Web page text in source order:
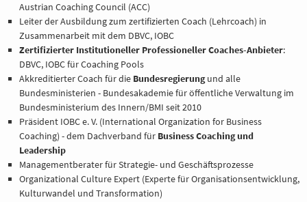
Austrian Coaching Council (ACC)
Leiter der Ausbildung zum zertifizierten Coach (Lehrcoach) in
Zusammenarbeit mit dem DBVC, IOBC
Zertifizierter Institutioneller Professioneller Coaches-Anbieter:
DBVC, IOBC für Coaching Pools
Akkreditierter Coach für die Bundesregierungund alle
Bundesministerien - Bundesakademie für öffentliche Verwaltung im
Bundesministerium des Innern/BMI seit 2010
Präsident IOBC e. V. (International Organization for Business
Coaching) - dem Dachverband für Business Coaching und
Leadership
Managementberater für Strategie- und Geschäftsprozesse
Organizational Culture Expert (Experte für Organisationsentwicklung,
Kulturwandel und Transformation)